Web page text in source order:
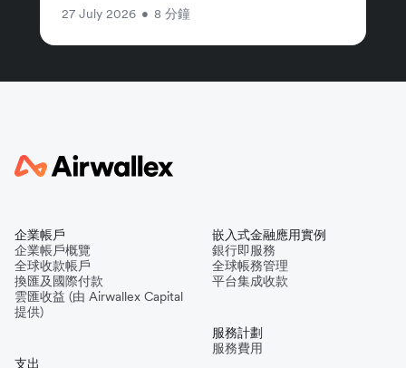
27 July 2026 • 8 分鐘
企業帳戶
企業帳戶概覽
全球收款帳戶
換匯及國際付款
雲匯收益 (由 Airwallex Capital
提供)
支出
嵌入式金融應用實例
銀行即服務
全球帳務管理
平台集成收款
服務計劃
服務費用